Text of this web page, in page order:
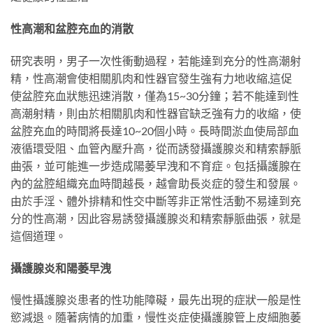
性高潮和盆腔充血的消散
研究表明，男子一次性衝動過程，若能達到充分的性高潮射
精，性高潮會使相關肌肉和性器官發生強有力地收縮,這促
使盆腔充血狀態迅速消散，僅為15~30分鐘；若不能達到性
高潮射精，則由於相關肌肉和性器官缺乏強有力的收縮，使
盆腔充血的時間將長達10~20個小時。長時間淤血使局部血
液循環受阻、血管內壓升高，從而誘發攝護腺炎和精索靜脈
曲張，並可能進一步造成陽萎早洩和不育症。包括攝護腺在
內的盆腔組織充血時間越長，越會助長炎症的發生和發展。
由於手淫、體外排精和性交中斷等非正常性活動不易達到充
分的性高潮，因此容易誘發攝護腺炎和精索靜脈曲張，就是
這個道理。
攝護腺炎和陽萎早洩
慢性攝護腺炎患者的性功能障礙，最先出現的症狀一般是性
慾減退。隨著病情的加重，慢性炎症使攝護腺管上皮細胞萎